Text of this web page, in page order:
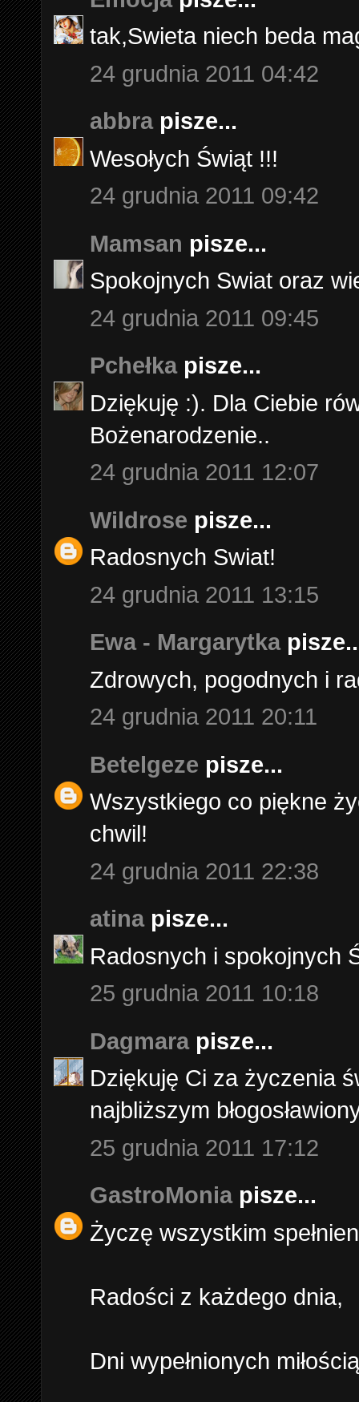
tak,Swieta niech beda
24 grudnia 2011 04:42
abbrapisze...
Wesołych Świąt !!!
24 grudnia 2011 09:42
Mamsan pisze...
Spokojnych Swiat oraz
24 grudnia 2011 09:45
Pchełkapisze...
Dziękuję :). Dla Ciebie
Bożenarodzenie..
24 grudnia 2011 12:07
Wildrose pisze...
Radosnych Swiat!
24 grudnia 2011 13:15
Ewa - Margarytka
Zdrowych, pogodnych i
24 grudnia 2011 20:11
Betelgeze pisze...
Wszystkiego co piękne
chwil!
24 grudnia 2011 22:38
atinapisze...
Radosnych i spokojnych
25 grudnia 2011 10:18
Dagmara pisze...
Dziękuję Ci za życzenia
najbliższym
25 grudnia 2011 17:12
GastroMoniapisze...
Życzę wszystkim
Radości z każdego dnia,
Dni wypełnionych